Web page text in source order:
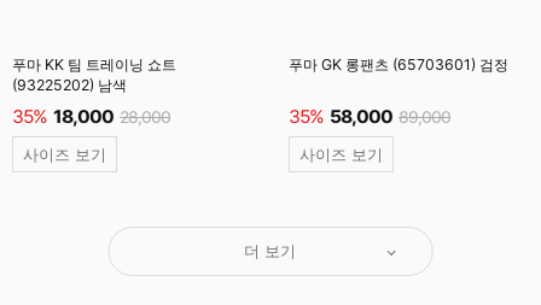
푸마 KK 팀 트레이닝 쇼트
(93225202) 남색
35% 18,000 28,000
사이즈 보기
푸마 GK 롱팬츠 (65703601) 검정
35% 58,000 89,000
사이즈 보기
더 보기